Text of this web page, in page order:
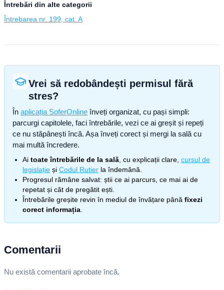
Întrebări din alte categorii
Întrebarea nr. 199, cat. A
Vrei să redobândești permisul fără
stres?
În aplicația SoferOnline înveți organizat, cu pași simpli:
parcurgi capitolele, faci întrebările, vezi ce ai greșit și repeți
ce nu stăpânești încă. Așa înveți corect și mergi la sală cu
mai multă încredere.
Ai toate întrebările de la sală , cu explicații clare, cursul de
legislație și Codul Rutier la îndemână.
Progresul rămâne salvat: știi ce ai parcurs, ce mai ai de
repetat și cât de pregătit ești.
Întrebările greșite revin în mediul de învățare până fixezi
corect informația
Comentarii
Nu există comentarii aprobate încă.